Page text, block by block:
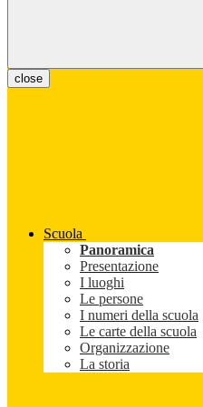
close
Scuola
Panoramica
Presentazione
I luoghi
Le persone
I numeri della scuola
Le carte della scuola
Organizzazione
La storia